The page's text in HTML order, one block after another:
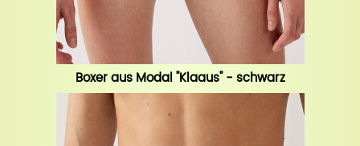
Boxer aus Modal "Klaaus" - schwarz